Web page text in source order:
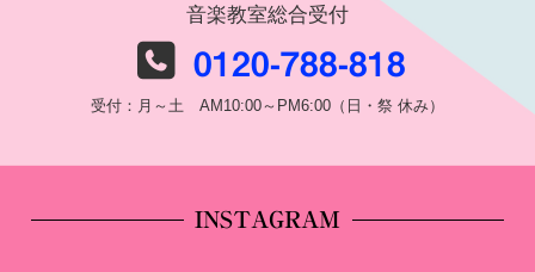
音楽教室総合受付
0120-788-818
受付：月～土 AM10:00～PM6:00（日・祭 休み）
INSTAGRAM